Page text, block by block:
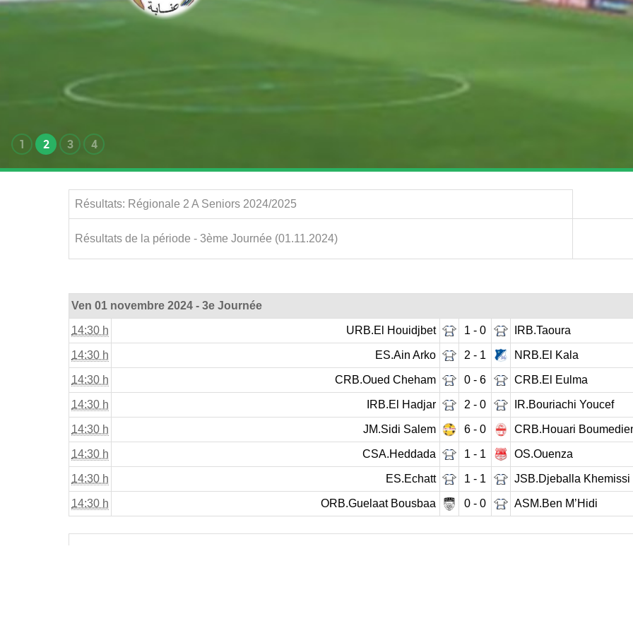
1 2 3 4
Résultats: Régionale 2 A Seniors 2024/2025
Résultats de la période - 3ème Journée (01.11.2024)
Ven 01 novembre 2024 - 3e Journée
14:30 h URB.El Houidjbet 1 - 0 IRB.Taoura
14:30 h ES.Ain Arko 2 - 1 NRB.El Kala
14:30 h CRB.Oued Cheham 0 - 6 CRB.El Eulma
14:30 h IRB.El Hadjar 2 - 0 IR.Bouriachi Youcef
14:30 h JM.Sidi Salem 6 - 0 CRB.Houari
14:30 h CSA.Heddada 1 - 1 OS.Ouenza
14:30 h ES.Echatt 1 - 1 JSB.Djeballa Khemissi
14:30 h ORB.Guelaat Bousbaa 0 - 0 ASM.Ben M’Hidi